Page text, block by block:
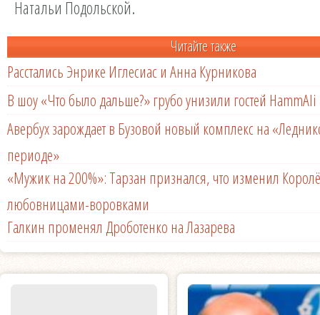
Натальи Подольской.
Читайте также
Расстались Энрике Иглесиас и Анна Курникова
В шоу «Что было дальше?» грубо унизили гостей HammAli
Авербух зарождает в Бузовой новый комплекс на
периоде»
«Мужик на 200%»: Тарзан признался, что изменил
любовницами-воровками
Галкин променял Дроботенко на Лазарева